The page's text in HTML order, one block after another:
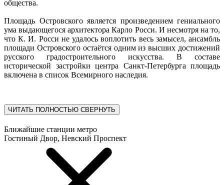
общества.
Площадь Островского является произведением гениального
ума выдающегося архитектора Карло Росси. И несмотря на то,
что К. И. Росси не удалось воплотить весь замысел, ансамбль
площади Островского остаётся одним из высших достижений
русского градостроительного искусства. В составе
исторической застройки центра Санкт-Петербурга площадь
включена в список Всемирного наследия.
ЧИТАТЬ ПОЛНОСТЬЮ СВЕРНУТЬ
Ближайшие станции метро
Гостиный Двор, Невский Проспект